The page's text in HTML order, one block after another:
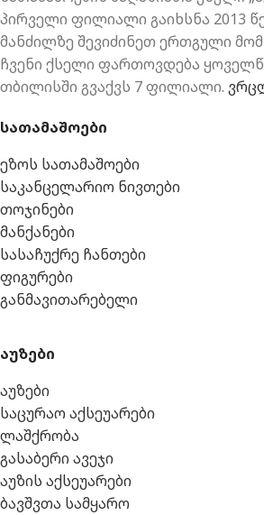
პირველი ფილიალი გაიხსნა 2013
მანძილზე შევიძინეთ ერთგული
ჩვენი ქსელი ფართოვდება
თბილისში გვაქვს 7 ფილიალი.
სათამაშოები
ეზოს სათამაშოები
საკანცელარიო ნივთები
თოჯინები
მანქანები
სასაჩუქრე ჩანთები
ფიგურები
განმავითარებელი
აუზები
აუზები
საცურაო აქსეუარები
ლაშქრობა
გასაბერი ავეჯი
აუზის აქსეუარები
ბავშვთა სამყარო